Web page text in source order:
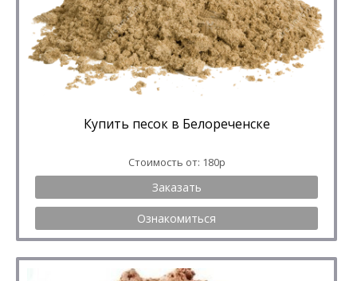
Купить песок в Белореченске
Стоимость от: 180р
Заказать
Ознакомиться